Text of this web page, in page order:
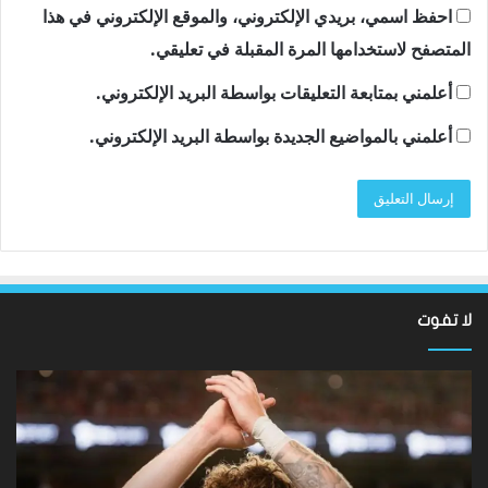
احفظ اسمي، بريدي الإلكتروني، والموقع الإلكتروني في هذا
المتصفح لاستخدامها المرة المقبلة في تعليقي.
أعلمني بمتابعة التعليقات بواسطة البريد الإلكتروني.
أعلمني بالمواضيع الجديدة بواسطة البريد الإلكتروني.
لا تفوت
نتائج
2026:
فاز